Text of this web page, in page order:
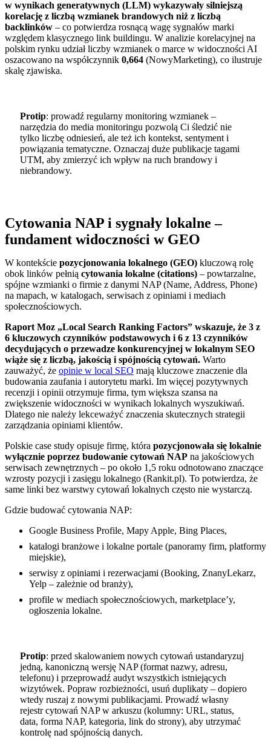
w wynikach generatywnych (LLM) wykazywały silniejszą
korelację z liczbą wzmianek brandowych niż z liczbą
backlinków – co potwierdza rosnącą wagę sygnałów marki
względem klasycznego link buildingu. W analizie korelacyjnej na
polskim rynku udział liczby wzmianek o marce w widoczności AI
oszacowano na współczynnik 0,664 (NowyMarketing), co ilustruje
skalę zjawiska.
Protip: prowadź regularny monitoring wzmianek –
narzędzia do media monitoringu pozwolą Ci śledzić nie
tylko liczbę odniesień, ale też ich kontekst, sentyment i
powiązania tematyczne. Oznaczaj duże publikacje tagami
UTM, aby zmierzyć ich wpływ na ruch brandowy i
niebrandowy.
Cytowania NAP i sygnały lokalne –
fundament widoczności w GEO
W kontekście pozycjonowania lokalnego (GEO) kluczową rolę
obok linków pełnią cytowania lokalne (citations) – powtarzalne,
spójne wzmianki o firmie z danymi NAP (Name, Address, Phone)
na mapach, w katalogach, serwisach z opiniami i mediach
społecznościowych.
Raport Moz „Local Search Ranking Factors” wskazuje, że 3 z
6 kluczowych czynników podstawowych i 6 z 13 czynników
decydujących o przewadze konkurencyjnej w lokalnym SEO
wiąże się z liczbą, jakością i spójnością cytowań. Warto
zauważyć, że opinie w local SEO mają kluczowe znaczenie dla
budowania zaufania i autorytetu marki. Im więcej pozytywnych
recenzji i opinii otrzymuje firma, tym większa szansa na
zwiększenie widoczności w wynikach lokalnych wyszukiwań.
Dlatego nie należy lekceważyć znaczenia skutecznych strategii
zarządzania opiniami klientów.
Polskie case study opisuje firmę, która pozycjonowała się lokalnie
wyłącznie poprzez budowanie cytowań NAP na jakościowych
serwisach zewnętrznych – po około 1,5 roku odnotowano znaczące
wzrosty pozycji i zasięgu lokalnego (Rankit.pl). To potwierdza, że
same linki bez warstwy cytowań lokalnych często nie wystarczą.
Gdzie budować cytowania NAP:
Google Business Profile, Mapy Apple, Bing Places,
katalogi branżowe i lokalne portale (panoramy firm, platformy
miejskie),
serwisy z opiniami i rezerwacjami (Booking, ZnanyLekarz,
Yelp – zależnie od branży),
profile w mediach społecznościowych, marketplace’y,
ogłoszenia lokalne.
Protip: przed skalowaniem nowych cytowań ustandaryzuj
jedną, kanoniczną wersję NAP (format nazwy, adresu,
telefonu) i przeprowadź audyt wszystkich istniejących
wizytówek. Popraw rozbieżności, usuń duplikaty – dopiero
wtedy ruszaj z nowymi publikacjami. Prowadź własny
rejestr cytowań NAP w arkuszu (kolumny: URL, status,
data, forma NAP, kategoria, link do strony), aby utrzymać
kontrolę nad spójnością danych.